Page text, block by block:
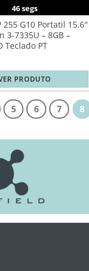
45segs
255 G10 Portatil 15.6″
3-7335U – 8GB –
Teclado PT
PRODUTO
5 6 7 8